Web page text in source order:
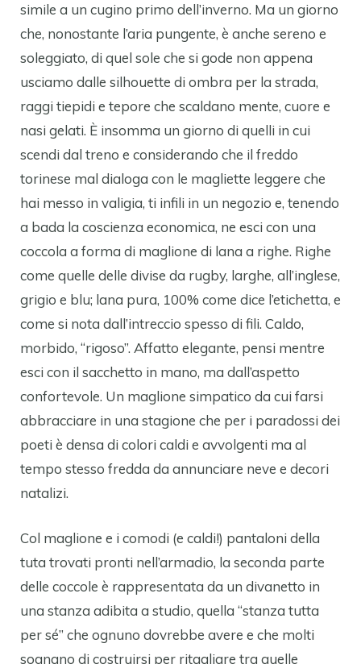
simile a un cugino primo dell’inverno. Ma un giorno
che, nonostante l’aria pungente, è anche sereno e
soleggiato, di quel sole che si gode non appena
usciamo dalle silhouette di ombra per la strada,
raggi tiepidi e tepore che scaldano mente, cuore e
nasi gelati. È insomma un giorno di quelli in cui
scendi dal treno e considerando che il freddo
torinese mal dialoga con le magliette leggere che
hai messo in valigia, ti infili in un negozio e, tenendo
a bada la coscienza economica, ne esci con una
coccola a forma di maglione di lana a righe. Righe
come quelle delle divise da rugby, larghe, all’inglese,
grigio e blu; lana pura, 100% come dice l’etichetta, e
come si nota dall’intreccio spesso di fili. Caldo,
morbido, “rigoso”. Affatto elegante, pensi mentre
esci con il sacchetto in mano, ma dall’aspetto
confortevole. Un maglione simpatico da cui farsi
abbracciare in una stagione che per i paradossi dei
poeti è densa di colori caldi e avvolgenti ma al
tempo stesso fredda da annunciare neve e decori
natalizi.
Col maglione e i comodi (e caldi!) pantaloni della
tuta trovati pronti nell’armadio, la seconda parte
delle coccole è rappresentata da un divanetto in
una stanza adibita a studio, quella “stanza tutta
per sé” che ognuno dovrebbe avere e che molti
sognano di costruirsi per ritagliare tra quelle